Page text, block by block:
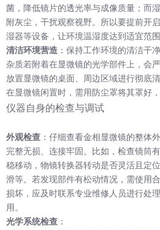
菌，降低镜片的透光率与成像质量；而
附灰尘，干扰观察视野。所以要提前开
湿器等设备，让环境温湿度达到适宜范围
清洁环境营造 ：保持工作环境的清洁干
杂质若附着在显微镜的光学部件上，会
放置显微镜的桌面、周边区域进行彻底
在显微镜闲置时，需用防尘罩将其罩好
仪器自身的检查与调试
外观检查 ：仔细查看金相显微镜的整体
完整无损、连接牢固。比如，检查镜筒
稳移动，物镜转换器转动是否灵活且定
滑等。若发现部件有松动情况，需使用
损坏，应及时联系专业维修人员进行处
用。
光学系统检查 ：